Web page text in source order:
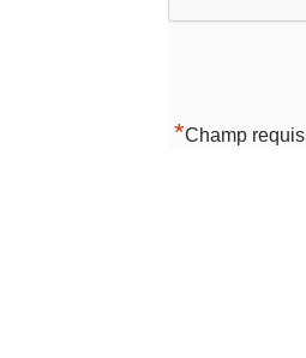
*Champ requis